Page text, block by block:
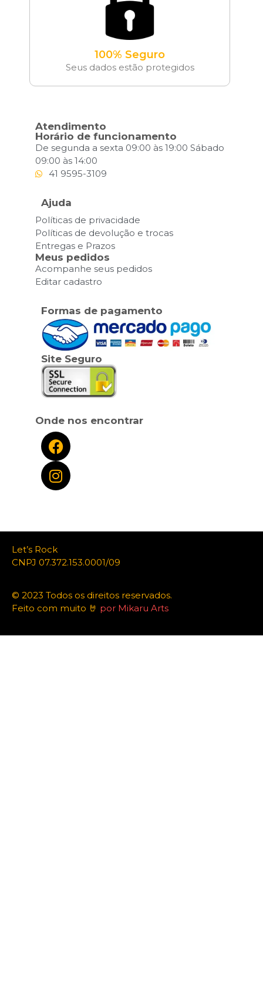
100% Seguro
Seus dados estão protegidos
Atendimento
Horário de funcionamento
De segunda a sexta 09:00 às 19:00 Sábado
09:00 às 14:00
41 9595-3109
Ajuda
Políticas de privacidade
Políticas de devolução e trocas
Entregas e Prazos
Meus pedidos
Acompanhe seus pedidos
Editar cadastro
Formas de pagamento
Site Seguro
Onde nos encontrar
Let’s Rock
CNPJ 07.372.153.0001/09
© 2023 Todos os direitos reservados.
Feito com muito 🤘 por Mikaru Arts